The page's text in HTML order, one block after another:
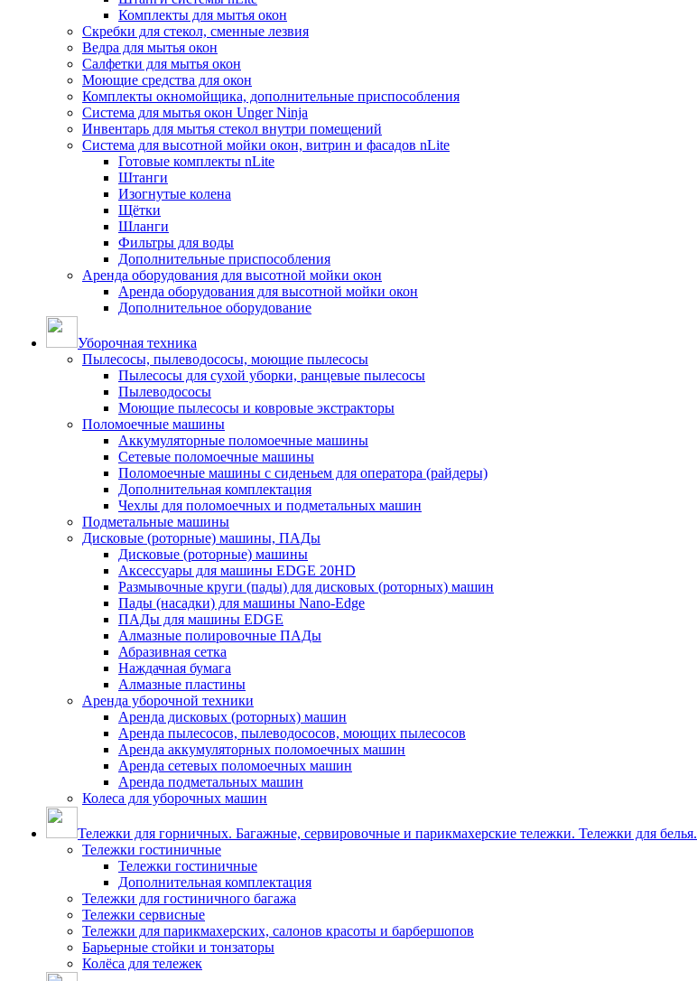
Комплекты для мытья окон
Скребки для стекол, сменные лезвия
Ведра для мытья окон
Салфетки для мытья окон
Моющие средства для окон
Комплекты окномойщика, дополнительные приспособления
Система для мытья окон Unger Ninja
Инвентарь для мытья стекол внутри помещений
Система для высотной мойки окон, витрин и фасадов nLite
Готовые комплекты nLite
Штанги
Изогнутые колена
Щётки
Шланги
Фильтры для воды
Дополнительные приспособления
Аренда оборудования для высотной мойки окон
Аренда оборудования для высотной мойки окон
Дополнительное оборудование
Уборочная техника
Пылесосы, пылеводососы, моющие пылесосы
Пылесосы для сухой уборки, ранцевые пылесосы
Пылеводососы
Моющие пылесосы и ковровые экстракторы
Поломоечные машины
Аккумуляторные поломоечные машины
Сетевые поломоечные машины
Поломоечные машины с сиденьем для оператора (райдеры)
Дополнительная комплектация
Чехлы для поломоечных и подметальных машин
Подметальные машины
Дисковые (роторные) машины, ПАДы
Дисковые (роторные) машины
Аксессуары для машины EDGE 20HD
Размывочные круги (пады) для дисковых (роторных) машин
Пады (насадки) для машины Nano-Edge
ПАДы для машины EDGE
Алмазные полировочные ПАДы
Абразивная сетка
Наждачная бумага
Алмазные пластины
Аренда уборочной техники
Аренда дисковых (роторных) машин
Аренда пылесосов, пылеводососов, моющих пылесосов
Аренда аккумуляторных поломоечных машин
Аренда сетевых поломоечных машин
Аренда подметальных машин
Колеса для уборочных машин
Тележки для горничных. Багажные, сервировочные и парикмахерские тележки. Тележки для белья.
Тележки гостиничные
Тележки гостиничные
Дополнительная комплектация
Тележки для гостиничного багажа
Тележки сервисные
Тележки для парикмахерских, салонов красоты и барбершопов
Барьерные стойки и тонзаторы
Колёса для тележек